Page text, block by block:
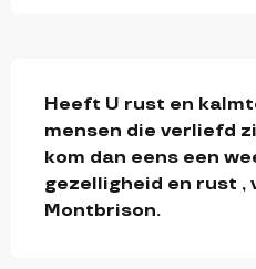
Heeft U rust en
mensen die verliefd
kom dan eens een
gezelligheid en rust ,
Montbrison.